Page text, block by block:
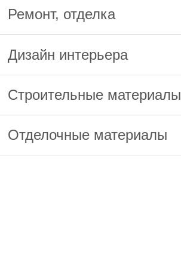
Ремонт, отделка
Дизайн интерьера
Строительные материалы
Отделочные материалы